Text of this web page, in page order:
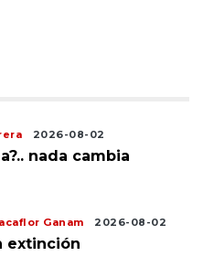
2026-08-02
nada cambia
Ganam 2026-08-02
extinción